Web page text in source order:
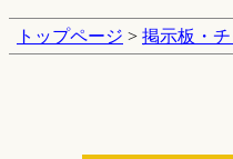
トップページ > 掲示板・